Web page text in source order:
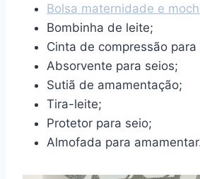
Bolsa maternidade e
Bombinha de leite;
Cinta de compressão para
Absorvente para seios;
Sutiã de amamentação;
Tira-leite;
Protetor para seio;
Almofada para